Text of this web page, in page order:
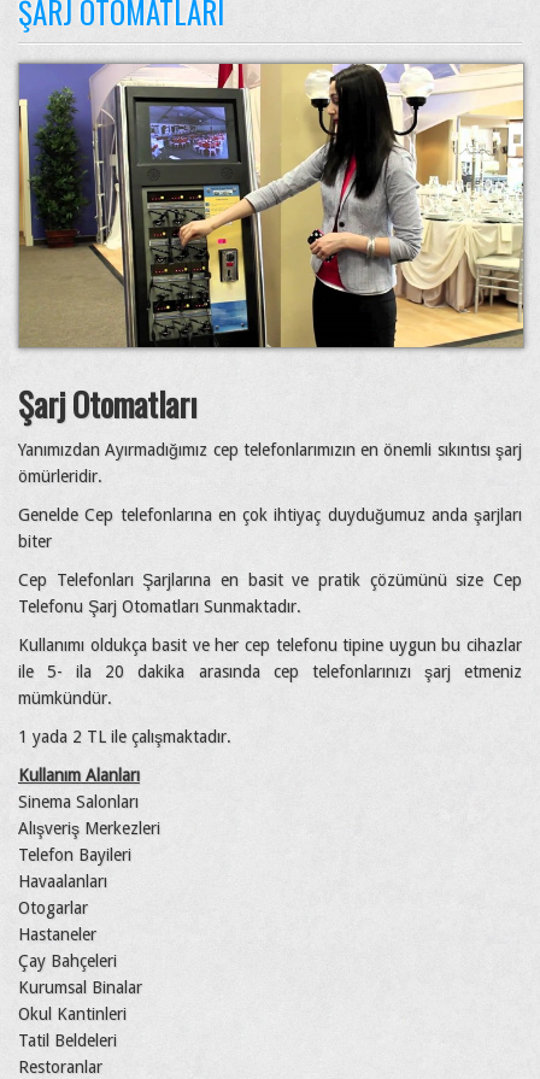
ŞARJ OTOMATLARI
Şarj Otomatları
Yanımızdan Ayırmadığımız cep telefonlarımızın en önemli sıkıntısı şarj
ömürleridir.
Genelde Cep telefonlarına en çok ihtiyaç duyduğumuz anda şarjları
biter
Cep Telefonları Şarjlarına en basit ve pratik çözümünü size Cep
Telefonu Şarj Otomatları Sunmaktadır.
Kullanımı oldukça basit ve her cep telefonu tipine uygun bu cihazlar
ile 5- ila 20 dakika arasında cep telefonlarınızı şarj etmeniz
mümkündür.
1 yada 2 TL ile çalışmaktadır.
Kullanım Alanları
Sinema Salonları
Alışveriş Merkezleri
Telefon Bayileri
Havaalanları
Otogarlar
Hastaneler
Çay Bahçeleri
Kurumsal Binalar
Okul Kantinleri
Tatil Beldeleri
Restoranlar